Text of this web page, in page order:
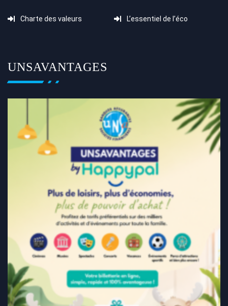
Charte des valeurs L’essentiel de l’éco
UNSAVANTAGES